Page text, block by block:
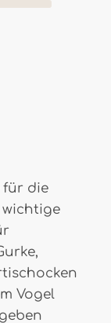
für die
wichtige
Vogel